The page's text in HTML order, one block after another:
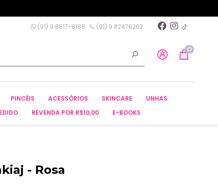
(91) 9 8817-8188 (91) 9 82476202
0
PINCÉIS ACESSÓRIOS SKINCARE
UNHAS
REVENDA POR R$10,00 E-BOOKS
- Rosa